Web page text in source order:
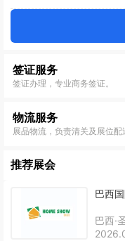
签证服务
签证办理，专业商务签证。
物流服务
展品物流，负责清关及展位配
推荐展会
巴西
巴西·